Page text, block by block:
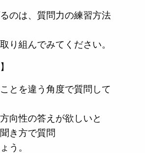
のは、質問力の練習方法
り組んでみてください。
ことを違う角度で質問して
向性の答えが欲しいと
き方で質問
う。